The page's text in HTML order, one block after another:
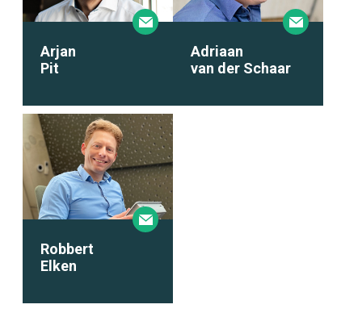
Arjan
Pit
Adriaan
van der Schaar
Robbert
Elken